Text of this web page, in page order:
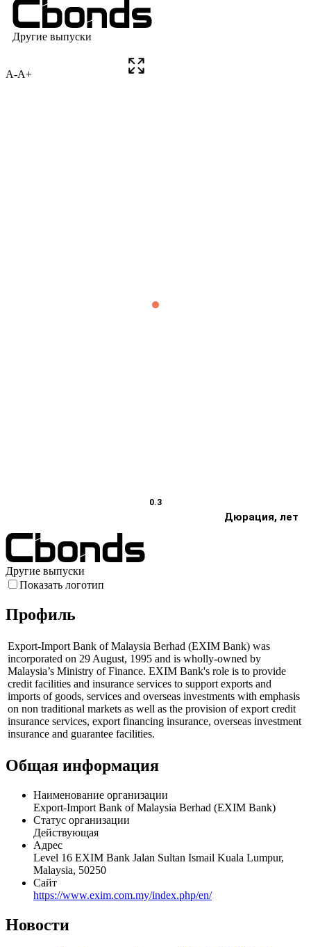
A-A+
Дюрация, лет
0.3
Другие выпуски
Показать логотип
Профиль
Export-Import Bank of Malaysia Berhad (EXIM Bank) was
incorporated on 29 August, 1995 and is wholly-owned by
Malaysia’s Ministry of Finance. EXIM Bank's role is to provide
credit facilities and insurance services to support exports and
imports of goods, services and overseas investments with emphasis
on non traditional markets as well as the provision of export credit
insurance services, export financing insurance, overseas investment
insurance and guarantee facilities.
Общая информация
Наименование организации
Export-Import Bank of Malaysia Berhad (EXIM Bank)
Статус организации
Действующая
Адрес
Level 16 EXIM Bank Jalan Sultan Ismail Kuala Lumpur,
Malaysia, 50250
Сайт
https://www.exim.com.my/index.php/en/
Новости